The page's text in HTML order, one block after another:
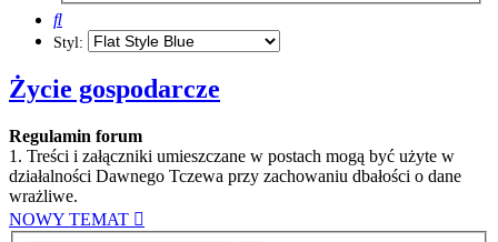
Szukaj
Styl:
Życie gospodarcze
Regulamin forum
1. Treści i załączniki umieszczane w postach mogą być użyte w
działalności Dawnego Tczewa przy zachowaniu dbałości o dane
wrażliwe.
NOWY TEMAT